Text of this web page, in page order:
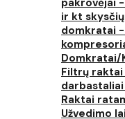
pakrovėjai
ir kt
domkratai -
Domkratai/
Filtrų raktai
Raktai
Užvedimo